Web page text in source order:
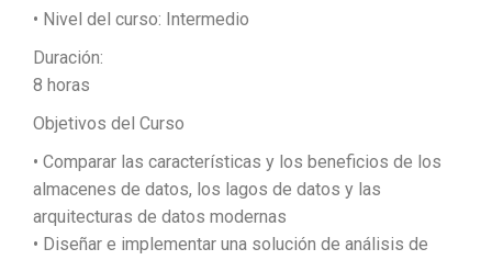
• Nivel del curso: Intermedio
Duración:
8 horas
Objetivos del Curso
• Comparar las características y los beneficios de los
almacenes de datos, los lagos de datos y las
arquitecturas de datos modernas
• Diseñar e implementar una solución de análisis de